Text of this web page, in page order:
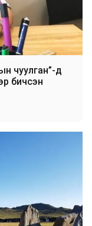
чуулган”-д
бичсэн